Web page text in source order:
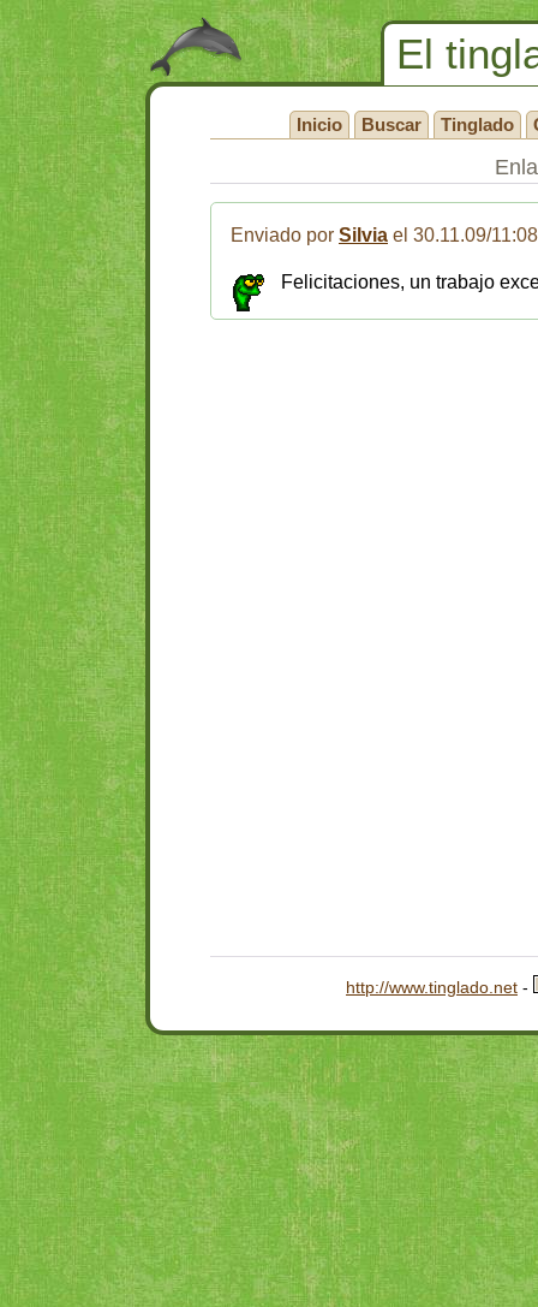
El
Inicio Buscar Tinglado
Enviado por Silvia el 30.11.09/
Felicitaciones, un trabajo
http://www.tinglado.net -